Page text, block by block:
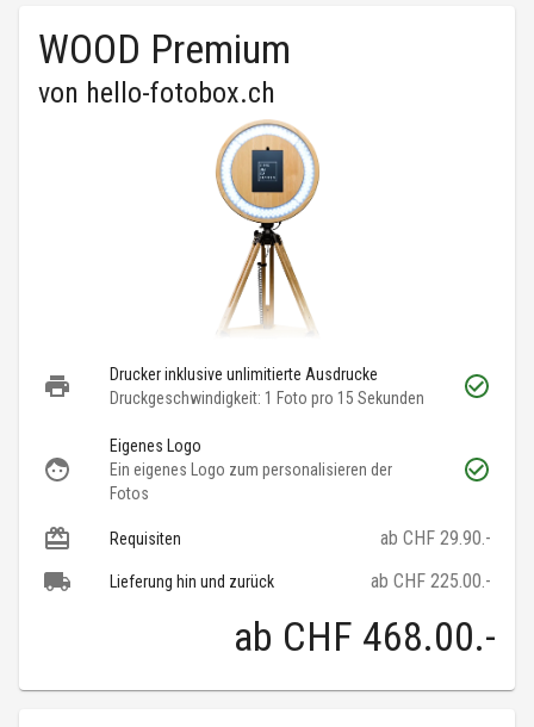
WOOD Premium
von hello-fotobox.ch
Drucker inklusive unlimitierte Ausdrucke
Druckgeschwindigkeit: 1 Foto pro 15 Sekunden
Eigenes Logo
Ein eigenes Logo zum personalisieren der
Fotos
Requisiten ab CHF 29.90.-
Lieferung hin und zurück ab CHF 225.00.-
ab CHF 468.00.-